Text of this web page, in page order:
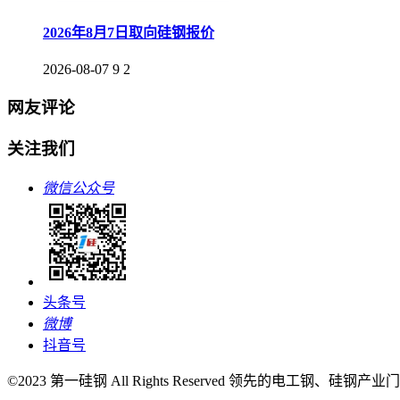
2026年8月7日取向硅钢报价
2026-08-07 9 2
网友评论
关注我们
微信公众号
头条号
微博
抖音号
©2023 第一硅钢 All Rights Reserved 领先的电工钢、硅钢产业